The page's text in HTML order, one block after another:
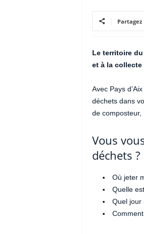
Partagez
Le territoire
et à la
Avec Pays
déchets dans
de composteur,
Vous
déchets ?
Où jeter
Quelle
Quel jour